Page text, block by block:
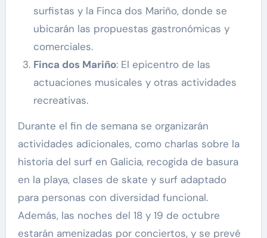
surfistas y la Finca dos Mariño, donde se
ubicarán las propuestas gastronómicas y
comerciales.
Finca dos Mariño: El epicentro de las
actuaciones musicales y otras actividades
recreativas.
Durante el fin de semana se organizarán
actividades adicionales, como charlas sobre la
historia del surf en Galicia, recogida de basura
en la playa, clases de skate y surf adaptado
para personas con diversidad funcional.
Además, las noches del 18 y 19 de octubre
estarán amenizadas por conciertos, y se prevé